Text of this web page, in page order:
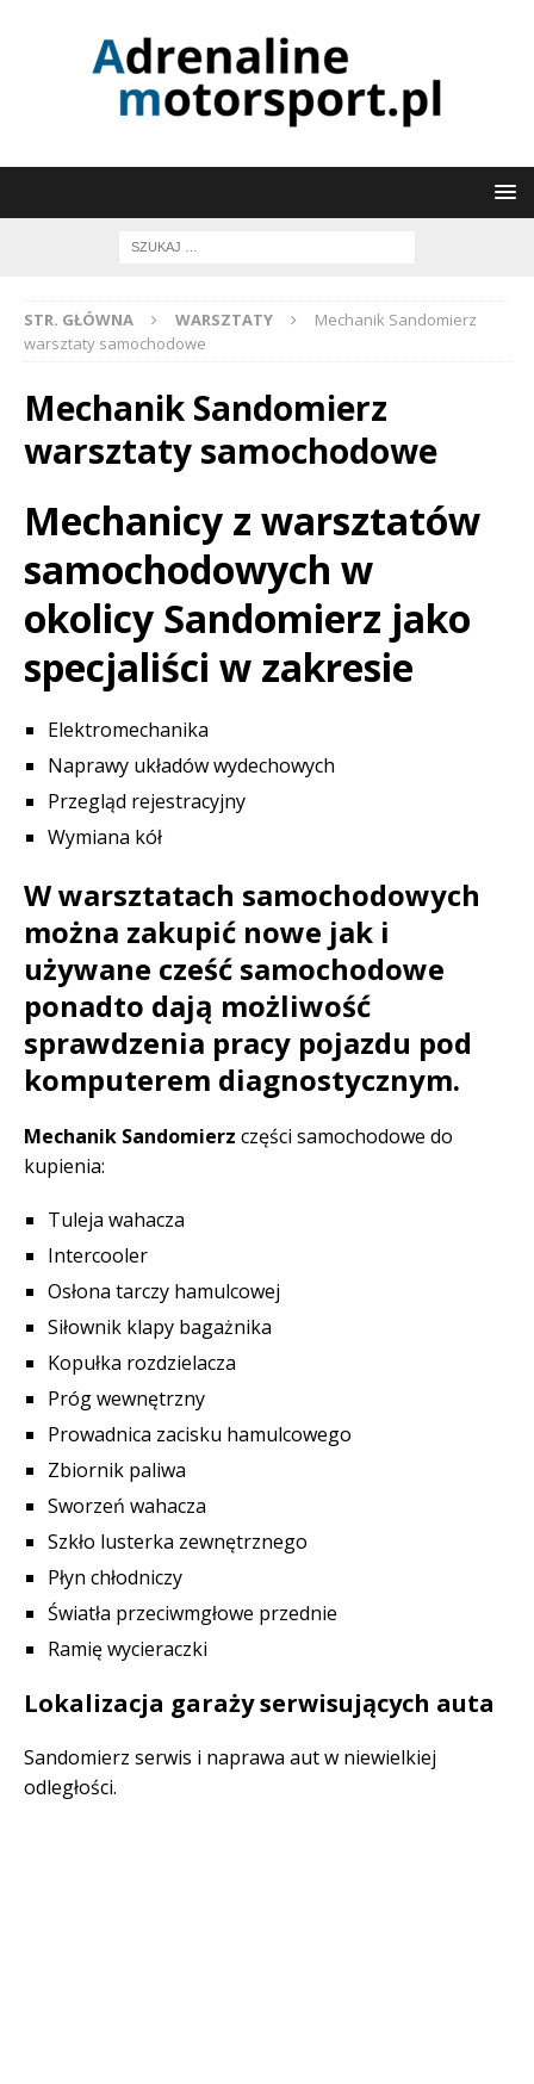
STR. GŁÓWNA WARSZTATY
Mechanik Sandomierz
warsztaty samochodowe
Mechanik Sandomierz
warsztaty samochodowe
Mechanicy z warsztatów
samochodowych w
okolicy Sandomierz jako
specjaliści w zakresie
Elektromechanika
Naprawy układów wydechowych
Przegląd rejestracyjny
Wymiana kół
W warsztatach samochodowych
można zakupić nowe jak i
używane cześć samochodowe
ponadto dają możliwość
sprawdzenia pracy pojazdu pod
komputerem diagnostycznym.
Mechanik Sandomierz części samochodowe do
kupienia:
Tuleja wahacza
Intercooler
Osłona tarczy hamulcowej
Siłownik klapy bagażnika
Kopułka rozdzielacza
Próg wewnętrzny
Prowadnica zacisku hamulcowego
Zbiornik paliwa
Sworzeń wahacza
Szkło lusterka zewnętrznego
Płyn chłodniczy
Światła przeciwmgłowe przednie
Ramię wycieraczki
Lokalizacja garaży serwisujących auta
Sandomierz serwis i naprawa aut w niewielkiej
odległości.